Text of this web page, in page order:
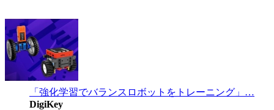
「強化学習でバランスロボットをトレーニング」…
DigiKey